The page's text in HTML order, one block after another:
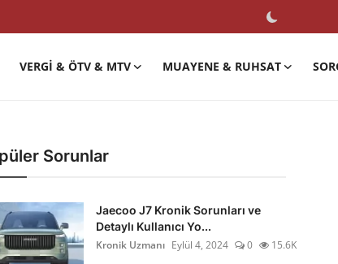
VERGI & ÖTV & MTV MUAYENE & RUHSAT
Sorunlar
Jaecoo J7 Kronik Sorunları ve
Detaylı Kullanıcı Yo...
Kronik Uzmanı Eylül 4, 2024 0 15.6K